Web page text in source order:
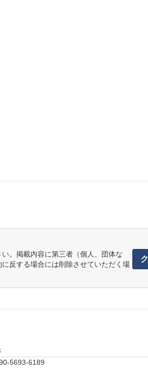
。掲載内容に第三者（個人、団体な
反する場合には削除させていただく場
5693-6189